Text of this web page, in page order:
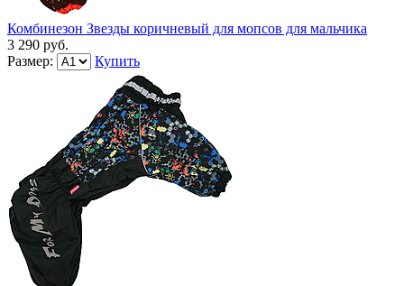
Комбинезон Звезды коричневый для мопсов для мальчика
3 290 руб.
Размер:
Купить